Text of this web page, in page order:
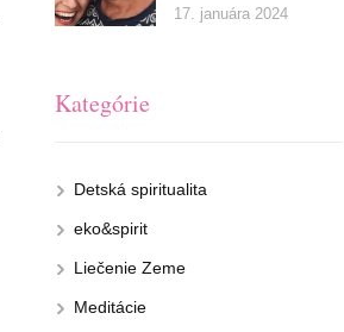
17. januára 2024
Kategórie
Detská spiritualita
eko&spirit
Liečenie Zeme
Meditácie